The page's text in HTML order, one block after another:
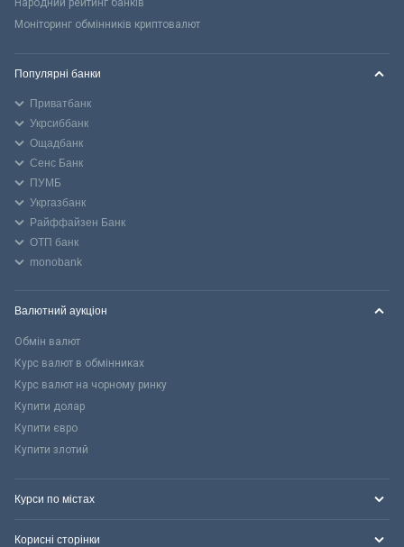
Моніторинг обмінників криптовалют
Популярні банки
Приватбанк
Укрсиббанк
Ощадбанк
Сенс Банк
ПУМБ
Укргазбанк
Райффайзен Банк
ОТП банк
monobank
Валютний аукціон
Обмін валют
Курс валют в обмінниках
Курс валют на чорному ринку
Купити долар
Купити євро
Купити злотий
Курси по містах
Корисні сторінки